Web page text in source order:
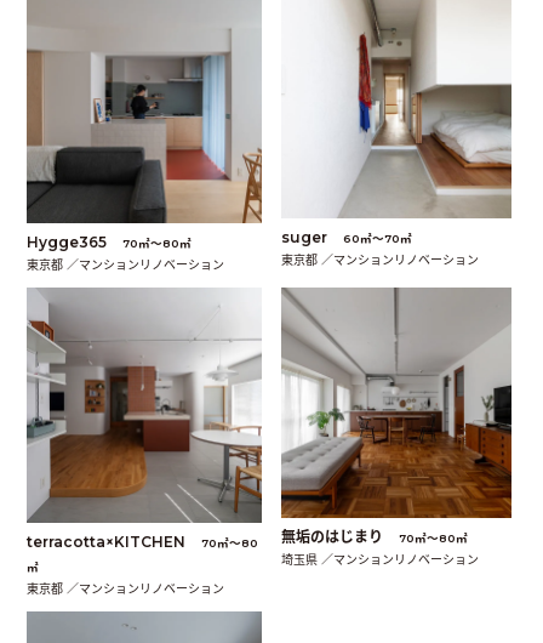
Hygge365 70㎡〜80㎡
東京都 ／マンションリノベーション
suger 60㎡〜70㎡
東京都 ／マンションリノベーション
terracotta×KITCHEN
70㎡〜80
㎡
東京都 ／マンションリノベーション
無垢のはじまり 70㎡〜80㎡
埼玉県 ／マンションリノベーション